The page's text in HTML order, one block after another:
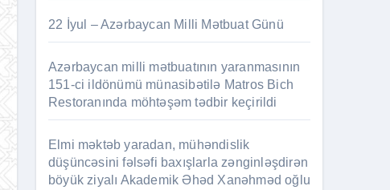
22 İyul – Azərbaycan Milli Mətbuat Günü
Azərbaycan milli mətbuatının yaranmasının
151-ci ildönümü münasibətilə Matros Bich
Restoranında möhtəşəm tədbir keçirildi
Elmi məktəb yaradan, mühəndislik
düşüncəsini fəlsəfi baxışlarla zənginləşdirən
böyük ziyalı Akademik Əhəd Xanəhməd oğlu